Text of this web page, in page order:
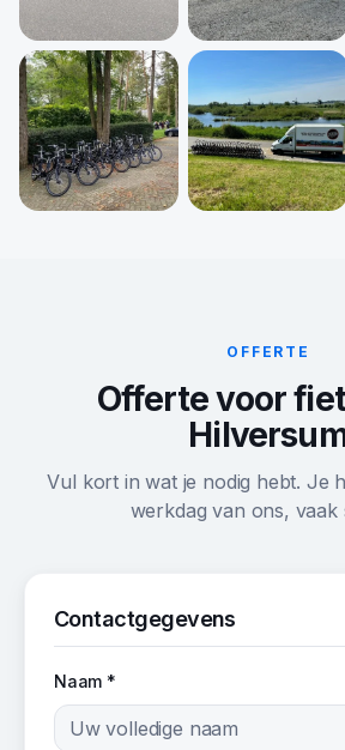
OFFERTE
Offerte voor
Vul kort in wat je nodig hebt. Je
werkdag van ons, vaak
Contactgegevens
Naam *